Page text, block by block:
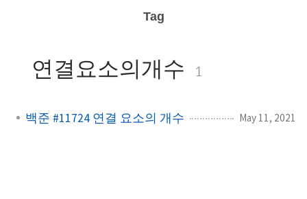
Tag
연결요소의개수 1
백준 #11724 연결 요소의 개수 May 11, 2021